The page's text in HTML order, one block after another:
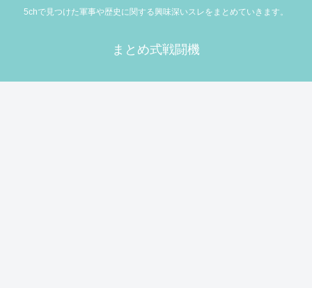
5chで見つけた軍事や歴史に関する興味深いスレをまとめていきます。
まとめ式戦闘機